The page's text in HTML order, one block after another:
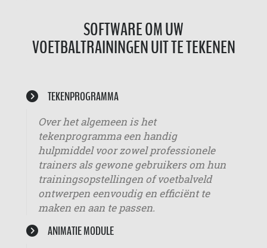
SOFTWARE OM UW
VOETBALTRAININGEN UIT TE TEKENEN
TEKENPROGRAMMA
Over het algemeen is het
tekenprogramma een handig
hulpmiddel voor zowel professionele
trainers als gewone gebruikers om hun
trainingsopstellingen of voetbalveld
ontwerpen eenvoudig en efficiënt te
maken en aan te passen.
ANIMATIE MODULE